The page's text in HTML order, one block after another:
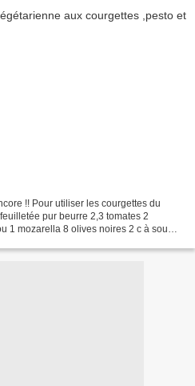
!! Pour utiliser les courgettes du
pur beurre 2,3 tomates 2
1 mozarella 8 olives noires 2 c à soupe